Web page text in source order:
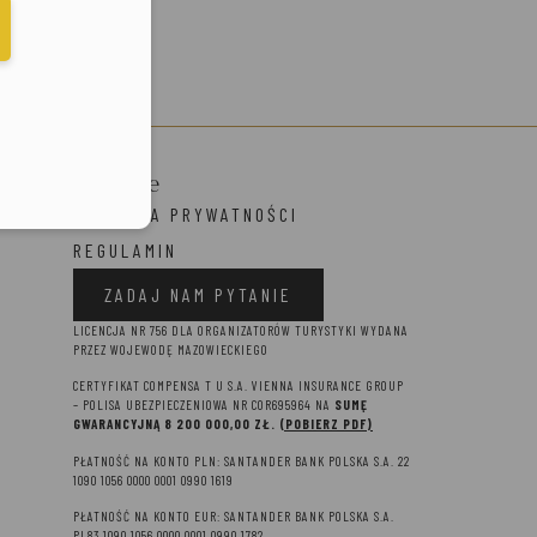
Prawne
POLITYKA PRYWATNOŚCI
REGULAMIN
ZADAJ NAM PYTANIE
LICENCJA NR 756 DLA ORGANIZATORÓW TURYSTYKI WYDANA
PRZEZ WOJEWODĘ MAZOWIECKIEGO
CERTYFIKAT COMPENSA T U S.A. VIENNA INSURANCE GROUP
– POLISA UBEZPIECZENIOWA NR COR695964 NA SUMĘ
GWARANCYJNĄ 8 200 000,00 ZŁ. (POBIERZ PDF)
PŁATNOŚĆ NA KONTO PLN: SANTANDER BANK POLSKA S.A. 22
1090 1056 0000 0001 0990 1619
PŁATNOŚĆ NA KONTO EUR: SANTANDER BANK POLSKA S.A.
w formacie E164